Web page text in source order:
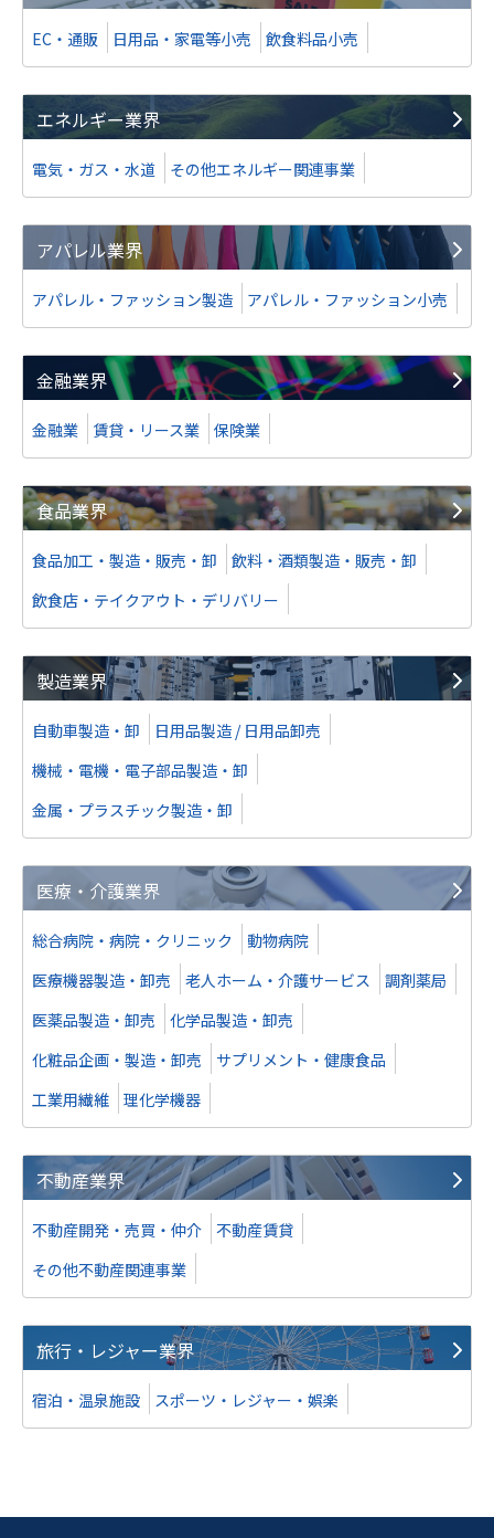
広告制作会社
業種
サービス業（法人向け）
売上高
1億円～2億5,000万円
株式譲渡
譲り受け
不動産系メディア運営等
地域
南関東地方
売上高
5億円～10億円
譲渡
インバウンドPR・広告代理店
業種
サービス業（法人向け）
南関東地方
売上高
1億円～2億5,000万円
譲り受け
ネットワーク企画開発等
業種
IT、WEB、通信業
南関東地方
売上高
5億円～10億円
譲渡
ホームページ制作会社
業種
サービス業（法人向け）
地域
近畿地方
売上高
1億円～2億5,000万円
株式譲渡
メディア運営企業
EC・通販 日用品・家電等小売 飲食料品小売
エネルギー業界
電気・ガス・水道 その他エネルギー関連事業
アパレル業界
アパレル・ファッション製造 アパレル・ファッション小売
金融業界
金融業 賃貸・リース業 保険業
食品業界
食品加工・製造・販売・卸
飲料・酒類製造・販売・卸
飲食店・テイクアウト・デリバリー
製造業界
自動車製造・卸
日用品製造 / 日用品卸売
機械・電機・電子部品製造・卸
金属・プラスチック製造・卸
医療・介護業界
総合病院・病院・クリニック
動物病院
医療機器製造・卸売
老人ホーム・介護サービス
調剤薬局
医薬品製造・卸売
化学品製造・卸売
化粧品企画・製造・卸売
サプリメント・健康食品
工業用繊維
理化学機器
不動産業界
不動産開発・売買・仲介
不動産賃貸
その他不動産関連事業
旅行・レジャー業界
宿泊・温泉施設 スポーツ・レジャー・娯楽